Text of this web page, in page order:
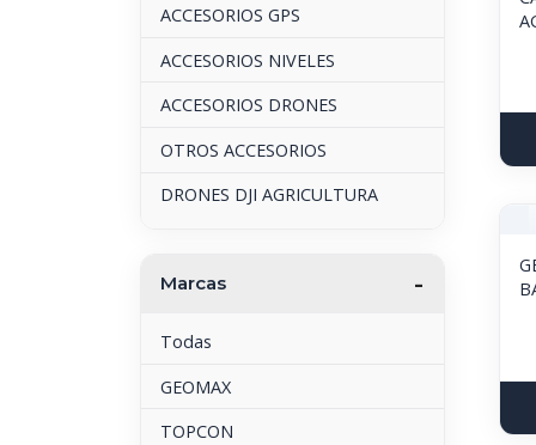
ACCESORIOS GPS
ACCESORIOS NIVELES
ACCESORIOS DRONES
OTROS ACCESORIOS
DRONES DJI AGRICULTURA
Marcas
Todas
GEOMAX
TOPCON